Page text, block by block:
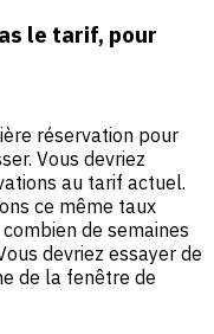
le tarif, pour
réservation pour
Vous devriez
au tarif actuel.
ce même taux
de semaines
devriez essayer de
de la fenêtre de